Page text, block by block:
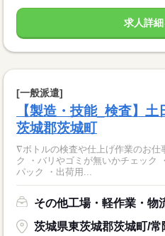
求人詳
[一般派遣]
【製造・技能_検査】
茨城郡茨城町
∇ボトルの検査や仕上げ作業のお
ク ・バリやゴミが無いかチェック
パック ・出荷用...
その他工場・軽作業・物
茨城県東茨城郡茨城町/常